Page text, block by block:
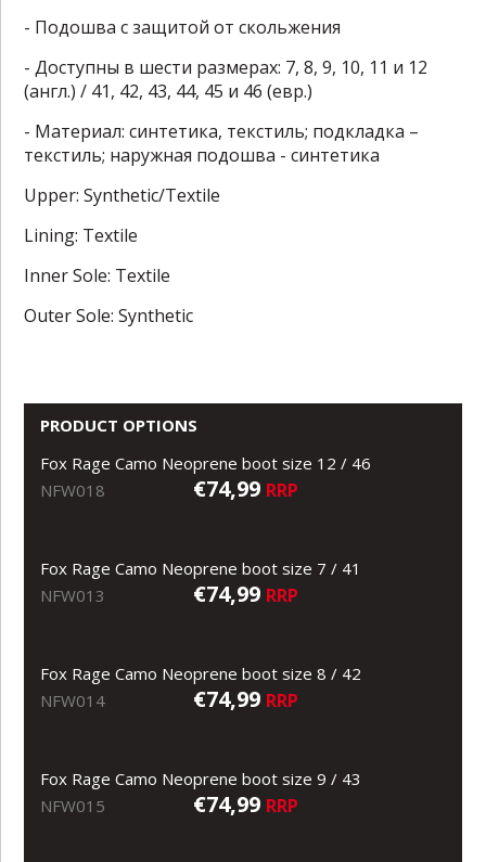
- Подошва с защитой от скольжения
- Доступны в шести размерах: 7, 8, 9, 10, 11 и 12
(англ.) / 41, 42, 43, 44, 45 и 46 (евр.)
- Материал: синтетика, текстиль; подкладка –
текстиль; наружная подошва - синтетика
Upper: Synthetic/Textile
Lining: Textile
Inner Sole: Textile
Outer Sole: Synthetic
PRODUCT OPTIONS
Fox Rage Camo Neoprene boot size 12 / 46
NFW018
€74,99 RRP
Fox Rage Camo Neoprene boot size 7 / 41
NFW013
€74,99 RRP
Fox Rage Camo Neoprene boot size 8 / 42
NFW014
€74,99 RRP
Fox Rage Camo Neoprene boot size 9 / 43
NFW015
€74,99 RRP